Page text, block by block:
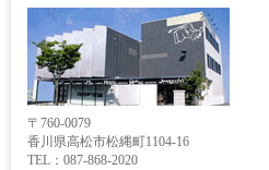
〒760-0079
香川県高松市松縄町1104-16
TEL：087-868-2020